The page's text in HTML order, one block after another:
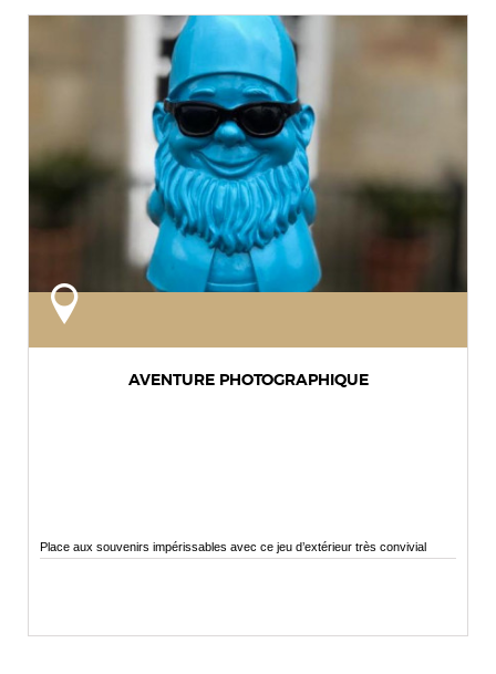
AVENTURE PHOTOGRAPHIQUE
Place aux souvenirs impérissables avec ce jeu d’extérieur très convivial